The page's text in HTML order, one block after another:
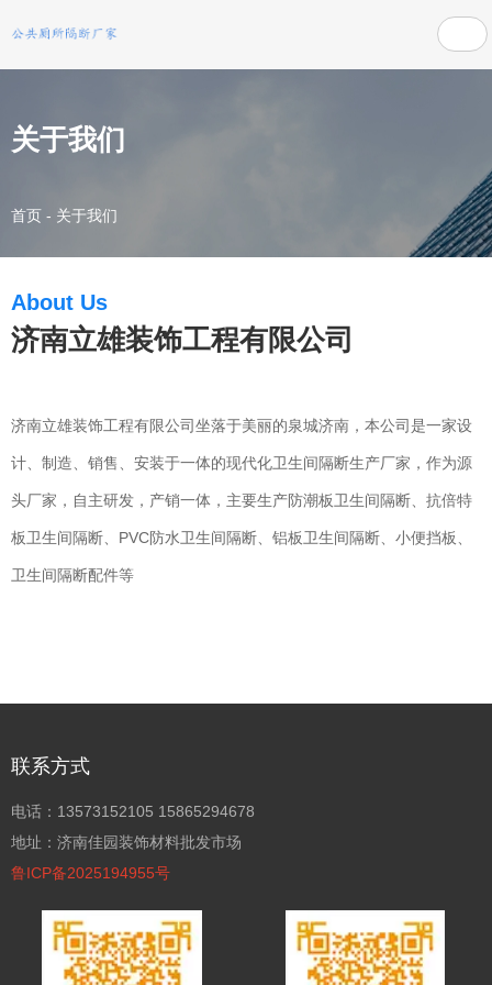
关于我们
首页 - 关于我们
About Us
济南立雄装饰工程有限公司
济南立雄装饰工程有限公司坐落于美丽的泉城济南，本公司是一家设
计、制造、销售、安装于一体的现代化卫生间隔断生产厂家，作为源
头厂家，自主研发，产销一体，主要生产防潮板卫生间隔断、抗倍特
板卫生间隔断、PVC防水卫生间隔断、铝板卫生间隔断、小便挡板、
卫生间隔断配件等
联系方式
电话：13573152105 15865294678
地址：济南佳园装饰材料批发市场
鲁ICP备2025194955号